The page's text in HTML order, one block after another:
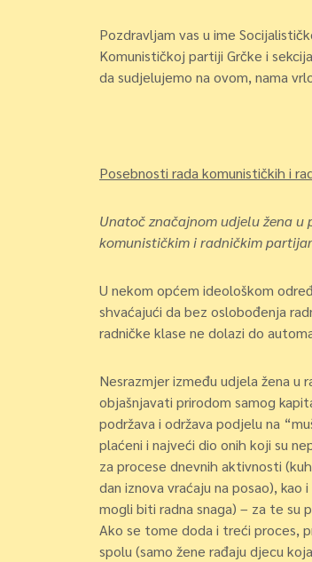
Pozdravljam vas u ime
Komunističkoj partiji Grčke i
da sudjelujemo na ovom, nama
Posebnosti rada komunističkih i
Unatoč značajnom udjelu žena
komunističkim i radničkim
U nekom općem ideološkom
shvaćajući da bez oslobođenja
radničke klase ne dolazi do
Nesrazmjer između udjela žena u
objašnjavati prirodom samog
podržava i održava podjelu na
plaćeni i najveći dio onih koji su
za procese dnevnih aktivnosti
dan iznova vraćaju na posao),
mogli biti radna snaga) – za te su
Ako se tome doda i treći proces,
spolu (samo žene rađaju djecu